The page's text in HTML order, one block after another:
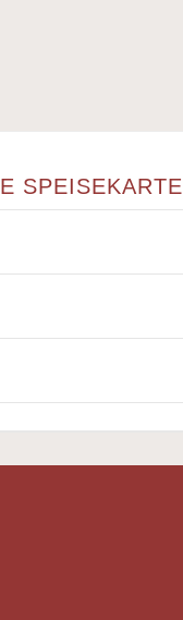
SPEISEKARTE